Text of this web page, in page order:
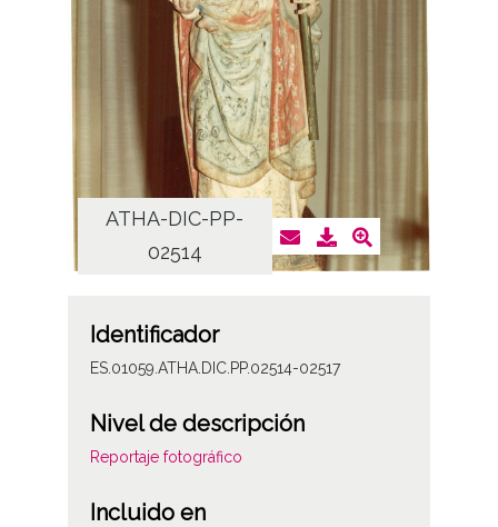
ATHA-DIC-PP-
02514
Identificador
ES.01059.ATHA.DIC.PP.02514-02517
Nivel de descripción
Reportaje fotográfico
Incluido en